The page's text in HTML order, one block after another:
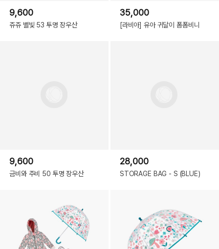
9,600
쥬쥬 별빛 53 투명 장우산
35,000
[라비아] 유아 귀달이 폼폼비니
9,600
금비와 주비 50 투명 장우산
28,000
STORAGE BAG - S (BLUE)